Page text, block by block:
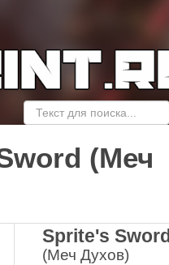
(Меч
Sprite's Sword
(Меч Духов)